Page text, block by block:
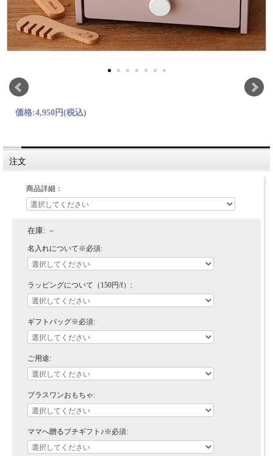
価格:4,950円(税込)
注文
商品詳細：
在庫: －
名入れについて※必須:
ラッピングについて（150円/f）:
ギフトバッグ※必須:
ご用途:
プラスワンおもちゃ:
ママへ贈るプチギフト♪※必須: